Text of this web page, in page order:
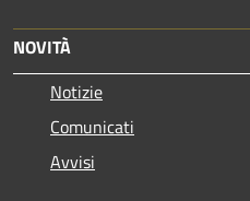
NOVITÀ
Notizie
Comunicati
Avvisi